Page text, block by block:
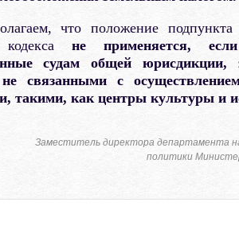
что положение
кодекса не применяется,
судам общей юрисдикции,
связанными с
такими, как центры культуры и
Заместитель директора департамента
политики